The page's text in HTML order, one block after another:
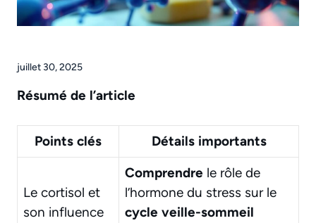
juillet 30, 2025
Résumé de l’article
Points clés Détails importants
Le cortisol et
son influence
Comprendre le rôle de
l’hormone du stress sur le
cycle veille-sommeil